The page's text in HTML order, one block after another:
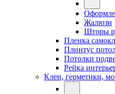
Жалюзи
Шторы
Пленка
Плинтус
Потолки
Рейка
Клеи, герметики,